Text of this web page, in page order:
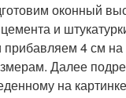
оконный
и
4 см
Далее
на